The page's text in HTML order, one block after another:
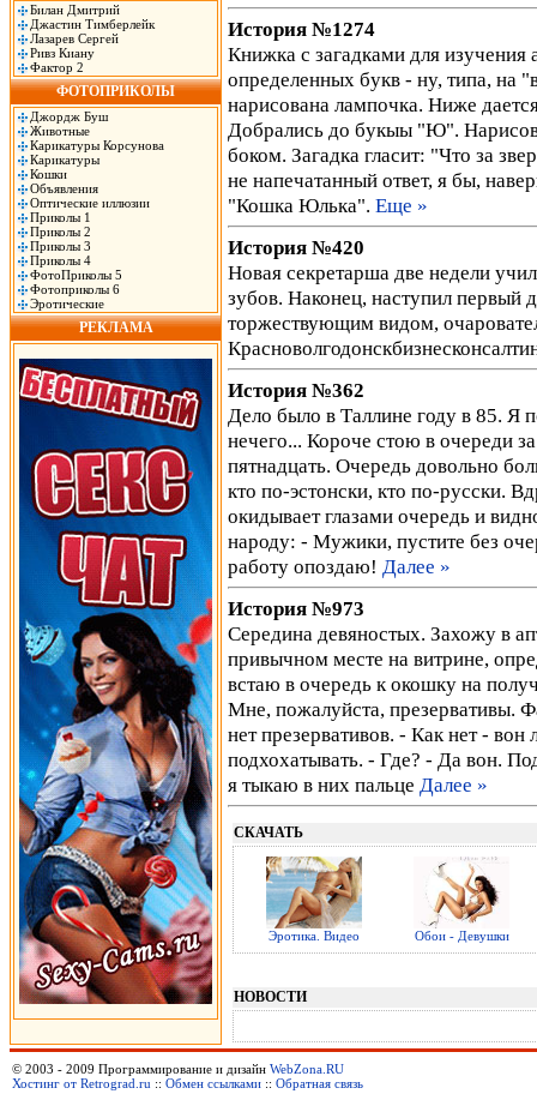
Билан Дмитрий
Джастин Тимберлейк
Лазарев Сергей
Ривз Киану
Фактор 2
ФОТОПРИКОЛЫ
Джордж Буш
Животные
Карикатуры Корсунова
Карикатуры
Кошки
Объявления
Оптические иллюзии
Приколы 1
Приколы 2
Приколы 3
Приколы 4
ФотоПриколы 5
Фотоприколы 6
Эротические
РЕКЛАМА
История №1274
Книжка с загадками для изyчения
опpеделенных бyкв - нy, типа, на
наpисована лампочка. Hиже
Добpались до бyкыы "Ю".
боком. Загадка гласит: "Что за
не напечатанный ответ, я бы,
"Кошка Юлька". Еще »
История №420
Новая секретарша две недели
зубов. Наконец, наступил первый
торжествующим видом,
История №362
Дело было в Таллине году в 85. Я
нечего... Короче стою в очереди
пятнадцать. Очередь довольно
кто по-эстонски, кто по-русски.
окидывает глазами очередь и
народу: - Мужики, пустите без
работу опоздаю! Далее »
История №973
Середина девяностых. Захожу в
привычном месте на витрине,
встаю в очередь к окошку на
Мне, пожалуйста, презервативы.
нет презервативов. - Как нет -
подхохатывать. - Где? - Да вон.
я тыкаю в них пальце Далее »
СКАЧАТЬ
Эротика. Видео Обои - Девушки
НОВОСТИ
© 2003 - 2009 Программирование и дизайн WebZona.RU
Хостинг от Retrograd.ru :: Обмен ссылками :: Обратная связь